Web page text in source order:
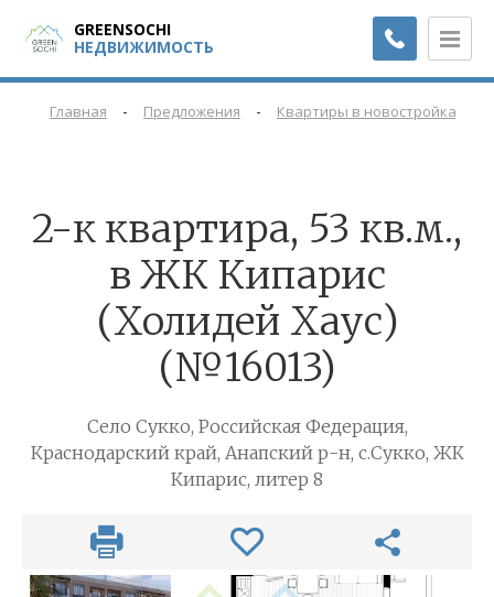
GREENSOCHI
НЕДВИЖИМОСТЬ
Главная - Предложения - Квартиры в новостройках
2-к квартира, 53 кв.м.,
в ЖК Кипарис
(Холидей Хаус)
(№16013)
Село Сукко, Российская Федерация,
Краснодарский край, Анапский р-н, с.Сукко, ЖК
Кипарис, литер 8